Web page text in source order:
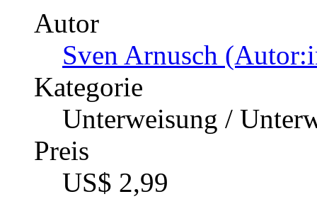
Autor
Sven Arnusch
Kategorie
Unterweisung /
Preis
US$ 2,99